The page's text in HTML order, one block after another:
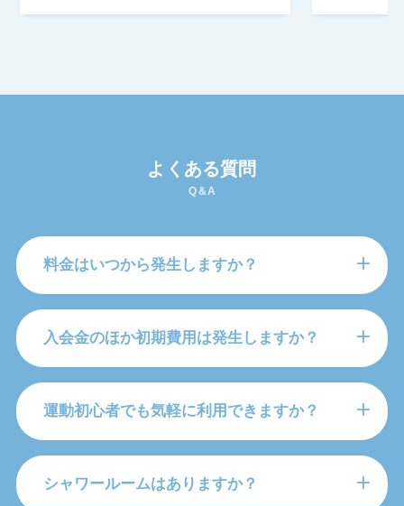
よくある質問
Q＆A
料金はいつから発生しますか？
入会金のほか初期費用は発生しますか？
運動初心者でも気軽に利用できますか？
シャワールームはありますか？